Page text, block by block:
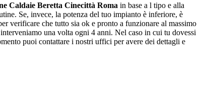
Caldaie Beretta Cinecittà Roma in base a l tipo e alla
Se, invece, la potenza del tuo impianto è inferiore, è
verificare che tutto sia ok e pronto a funzionare al massimo
una volta ogni 4 anni. Nel caso in cui tu dovessi
puoi contattare i nostri uffici per avere dei dettagli e